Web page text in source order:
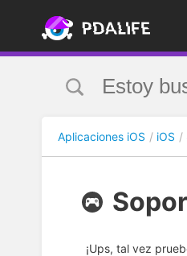
Aplicaciones iOS iOS
¡Ups, tal vez